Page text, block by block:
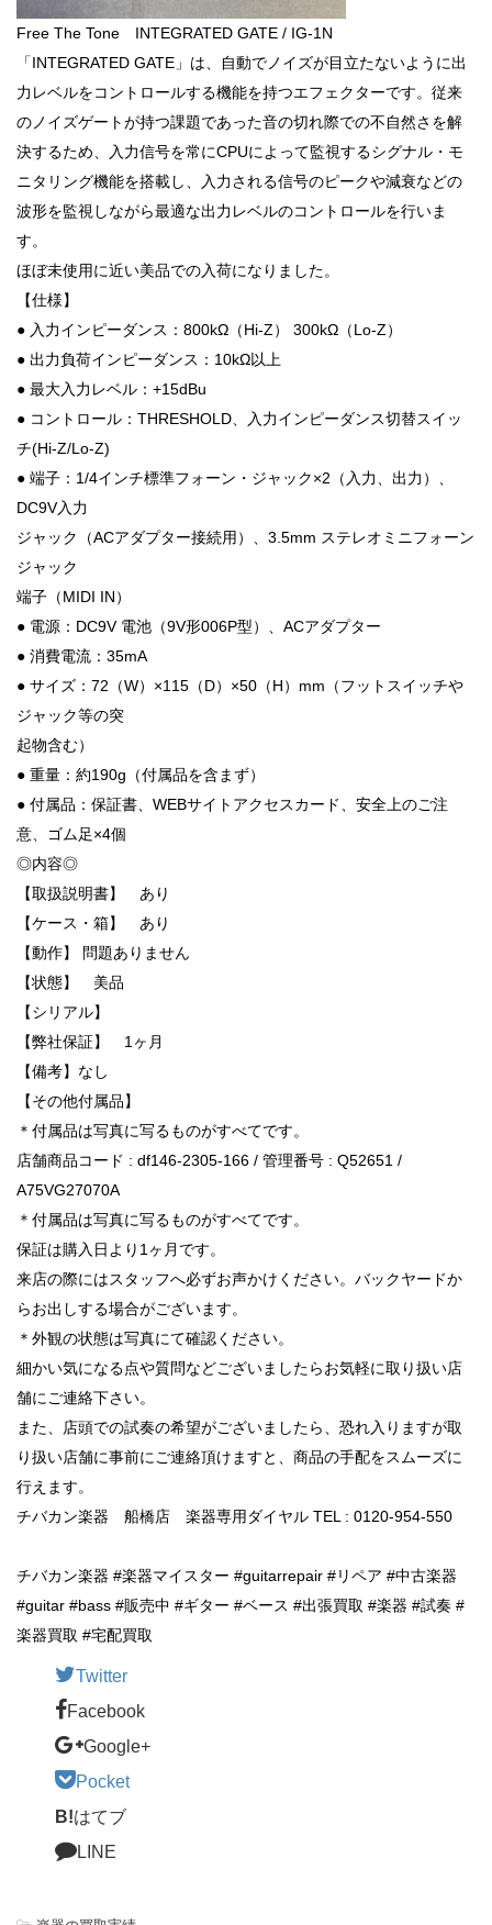
Free The Tone INTEGRATED GATE / IG-1N
「INTEGRATED GATE」は、自動でノイズが目立たないように出
力レベルをコントロールする機能を持つエフェクターです。従来
のノイズゲートが持つ課題であった音の切れ際での不自然さを解
決するため、入力信号を常にCPUによって監視するシグナル・モ
ニタリング機能を搭載し、入力される信号のピークや減衰などの
波形を監視しながら最適な出力レベルのコントロールを行いま
す。
ほぼ未使用に近い美品での入荷になりました。
【仕様】
● 入力インピーダンス：800kΩ（Hi-Z） 300kΩ（Lo-Z）
● 出力負荷インピーダンス：10kΩ以上
● 最大入力レベル：+15dBu
● コントロール：THRESHOLD、入力インピーダンス切替スイッ
チ(Hi-Z/Lo-Z)
● 端子：1/4インチ標準フォーン・ジャック×2（入力、出力）、
DC9V入力
ジャック（ACアダプター接続用）、3.5mm ステレオミニフォーン
ジャック
端子（MIDI IN）
● 電源：DC9V 電池（9V形006P型）、ACアダプター
● 消費電流：35mA
● サイズ：72（W）×115（D）×50（H）mm（フットスイッチや
ジャック等の突
起物含む）
● 重量：約190g（付属品を含まず）
● 付属品：保証書、WEBサイトアクセスカード、安全上のご注
意、ゴム足×4個
◎内容◎
【取扱説明書】 あり
【ケース・箱】 あり
【動作】 問題ありません
【状態】 美品
【シリアル】
【弊社保証】 1ヶ月
【備考】なし
【その他付属品】
＊付属品は写真に写るものがすべてです。
店舗商品コード : df146-2305-166 / 管理番号 : Q52651 /
A75VG27070A
＊付属品は写真に写るものがすべてです。
保証は購入日より1ヶ月です。
来店の際にはスタッフへ必ずお声かけください。バックヤードか
らお出しする場合がございます。
＊外観の状態は写真にて確認ください。
細かい気になる点や質問などございましたらお気軽に取り扱い店
舗にご連絡下さい。
また、店頭での試奏の希望がございましたら、恐れ入りますが取
り扱い店舗に事前にご連絡頂けますと、商品の手配をスムーズに
行えます。
チバカン楽器 船橋店 楽器専用ダイヤル TEL : 0120-954-550
チバカン楽器 #楽器マイスター #guitarrepair #リペア #中古楽器
#guitar #bass #販売中 #ギター #ベース #出張買取 #楽器 #試奏 #
楽器買取 #宅配買取
Twitter
Facebook
Google+
Pocket
B!はてブ
LINE